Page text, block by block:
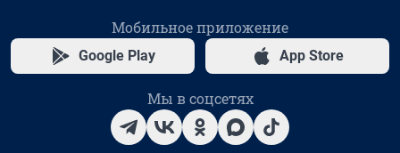
Мобильное приложение
Google Play App Store
Мы в соцсетях